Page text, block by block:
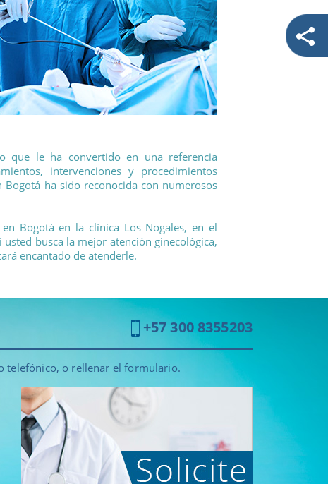
que le ha convertido en una referencia
intervenciones y procedimientos
Bogotá ha sido reconocida con numerosos
Bogotá en la clínica Los Nogales, en el
usted busca la mejor atención ginecológica,
encantado de atenderle.
+57 300 8355203
telefónico, o rellenar el formulario.